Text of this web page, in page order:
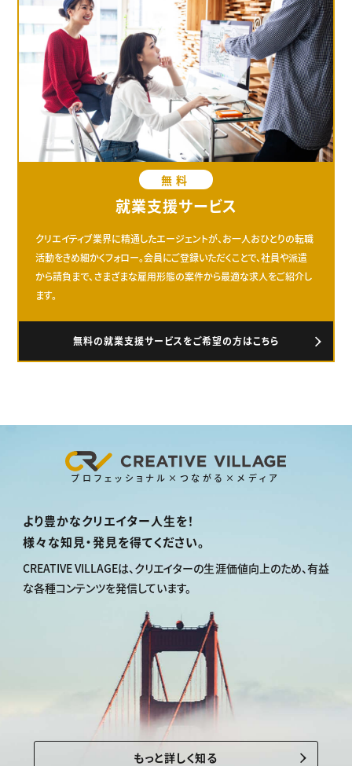
無料
就業支援サービス
クリエイティブ業界に精通したエージェントが、お一人おひとりの転職
活動をきめ細かくフォロー。会員にご登録いただくことで、社員や派遣
から請負まで、さまざまな雇用形態の案件から最適な求人をご紹介し
ます。
無料の就業支援サービスをご希望の方はこちら
プロフェッショナル×つながる×メディア
より豊かなクリエイター人生を！
様々な知見・発見を得てください。
CREATIVE VILLAGEは、 クリエイターの生涯価値向上のため、有益
な各種コンテンツを発信しています。
もっと詳しく知る